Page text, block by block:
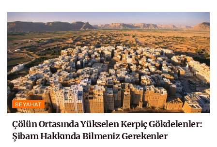
SEYAHAT
Çölün Ortasında Yükselen Kerpiç Gökdelenler:
Şibam Hakkında Bilmeniz Gerekenler